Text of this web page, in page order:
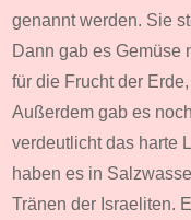
genannt werden. Sie
Dann gab es Gemüse
für die Frucht der
Außerdem gab es
verdeutlicht das harte
haben es in
Tränen der Israeliten.